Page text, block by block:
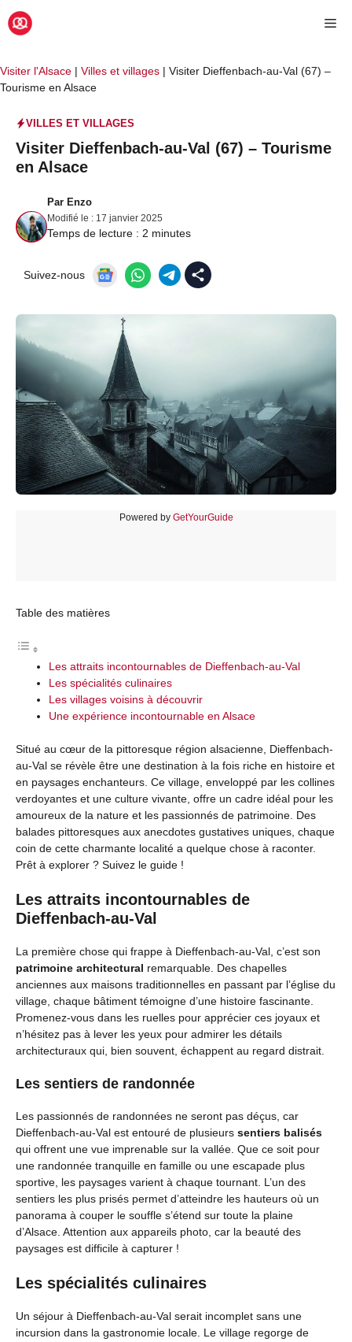
Aller
au
Visiter l'Alsace | Villes et villages | Visiter Dieffenbach-au-Val (67) –
Tourisme en Alsace
VILLES ET VILLAGES
Visiter Dieffenbach-au-Val (67) – Tourisme
en Alsace
Par Enzo
Modifié le : 17 janvier 2025
Temps de lecture : 2 minutes
Suivez-nous
Powered by GetYourGuide
Table des matières
Les attraits incontournables de Dieffenbach-au-Val
Les spécialités culinaires
Les villages voisins à découvrir
Une expérience incontournable en Alsace
Situé au cœur de la pittoresque région alsacienne, Dieffenbach-
au-Val se révèle être une destination à la fois riche en histoire et
en paysages enchanteurs. Ce village, enveloppé par les collines
verdoyantes et une culture vivante, offre un cadre idéal pour les
amoureux de la nature et les passionnés de patrimoine. Des
balades pittoresques aux anecdotes gustatives uniques, chaque
coin de cette charmante localité a quelque chose à raconter.
Prêt à explorer ? Suivez le guide !
Les attraits incontournables de
Dieffenbach-au-Val
La première chose qui frappe à Dieffenbach-au-Val, c’est son
patrimoine architectural remarquable. Des chapelles
anciennes aux maisons traditionnelles en passant par l’église du
village, chaque bâtiment témoigne d’une histoire fascinante.
Promenez-vous dans les ruelles pour apprécier ces joyaux et
n’hésitez pas à lever les yeux pour admirer les détails
architecturaux qui, bien souvent, échappent au regard distrait.
Les sentiers de randonnée
Les passionnés de randonnées ne seront pas déçus, car
Dieffenbach-au-Val est entouré de plusieurs sentiers balisés
qui offrent une vue imprenable sur la vallée. Que ce soit pour
une randonnée tranquille en famille ou une escapade plus
sportive, les paysages varient à chaque tournant. L’un des
sentiers les plus prisés permet d’atteindre les hauteurs où un
panorama à couper le souffle s’étend sur toute la plaine
d’Alsace. Attention aux appareils photo, car la beauté des
paysages est difficile à capturer !
Les spécialités culinaires
Un séjour à Dieffenbach-au-Val serait incomplet sans une
incursion dans la gastronomie locale. Le village regorge de